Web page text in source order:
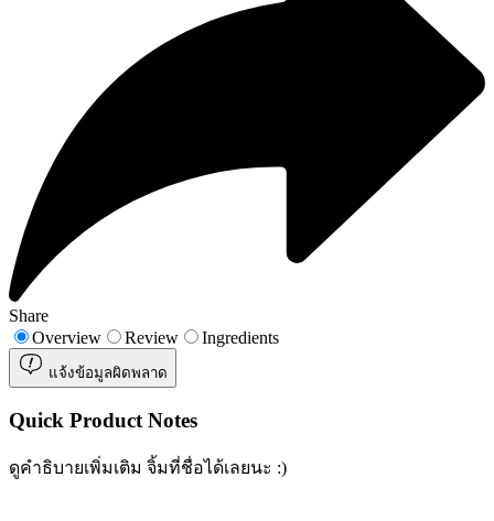
Share
Overview
Review Ingredients
แจ้งข้อมูลผิดพลาด
Quick Product Notes
ดูคำธิบายเพิ่มเติม จิ้มที่ชื่อได้เลยนะ :)